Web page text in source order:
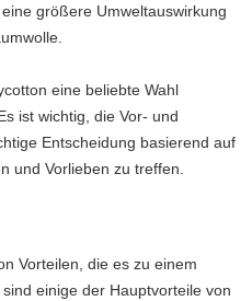
größere Umweltauswirkung
eine beliebte Wahl
ist wichtig, die Vor- und
Entscheidung basierend auf
und Vorlieben zu treffen.
Vorteilen, die es zu einem
einige der Hauptvorteile von